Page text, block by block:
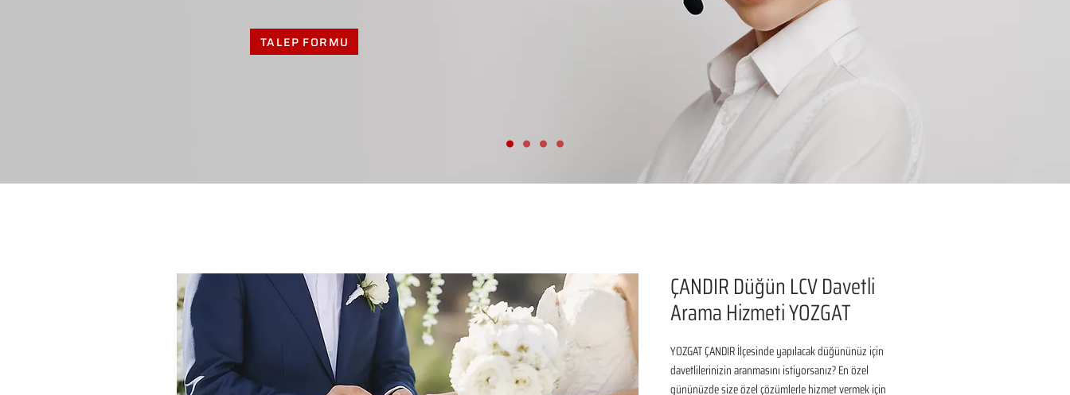
TALEP FORMU
ÇANDIR Düğün LCV Davetli
Arama Hizmeti YOZGAT
YOZGAT ÇANDIR İlçesinde yapılacak düğününüz için
davetlilerinizin aranmasını istiyorsanız? En özel
gününüzde size özel çözümlerle hizmet vermek için